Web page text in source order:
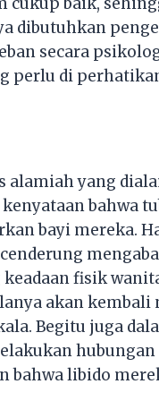
dibutuhkan
secara
perlu di
alamiah yang
bahwa
bayi mereka.
fisik
akan
Begitu juga
bahwa libido